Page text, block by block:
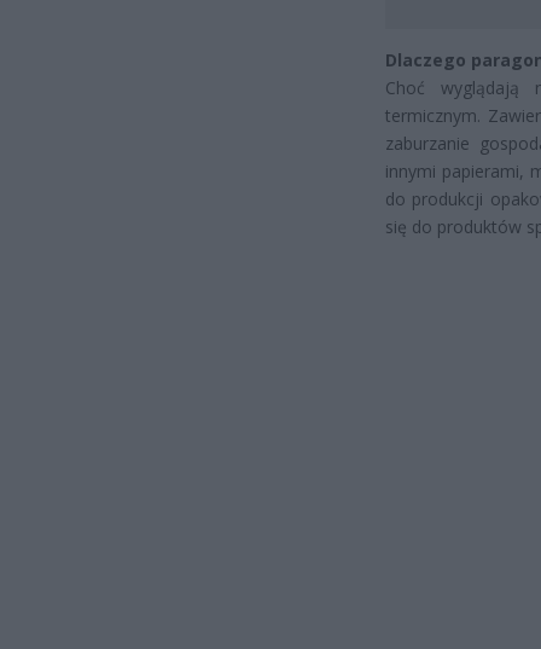
Dlaczego
Choć wyglądają
termicznym.
zaburzanie
innymi papierami,
do produkcji
się do produktów